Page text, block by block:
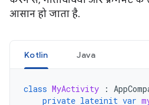
आसान हो जाता है.
Kotlin Java
class MyActivity :
private lateinit var